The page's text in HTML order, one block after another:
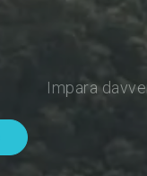
Impara